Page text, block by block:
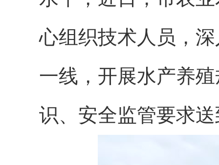
心组织技术人员，
一线，开展水产养
识、安全监管要求